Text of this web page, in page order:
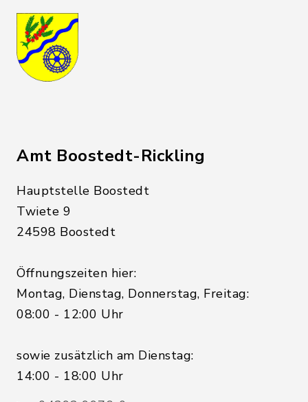
Amt Boostedt-Rickling
Hauptstelle Boostedt
Twiete 9
24598 Boostedt
Öffnungszeiten hier:
Montag, Dienstag, Donnerstag, Freitag:
08:00 - 12:00 Uhr
sowie zusätzlich am Dienstag:
14:00 - 18:00 Uhr